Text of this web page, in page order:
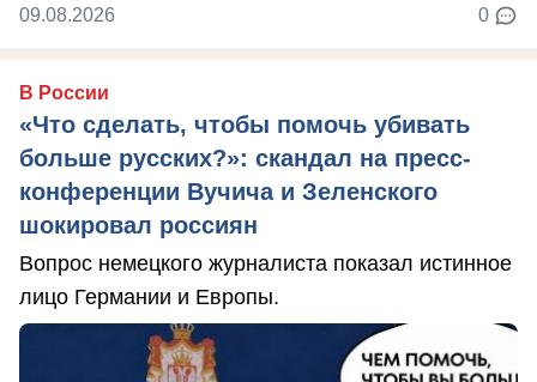
09.08.2026 0
В России
«Что сделать, чтобы помочь убивать
больше русских?»: скандал на пресс-
конференции Вучича и Зеленского
шокировал россиян
Вопрос немецкого журналиста показал истинное
лицо Германии и Европы.